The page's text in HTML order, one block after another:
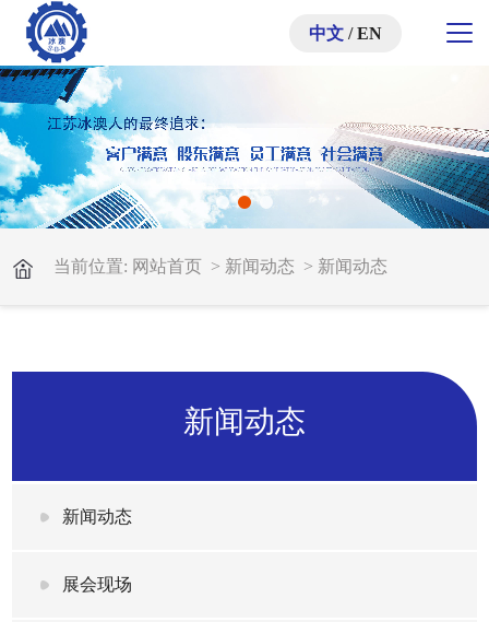
中文 /EN
当前位置: 网站首页 > 新闻动态 > 新闻动态
新闻动态
新闻动态
展会现场